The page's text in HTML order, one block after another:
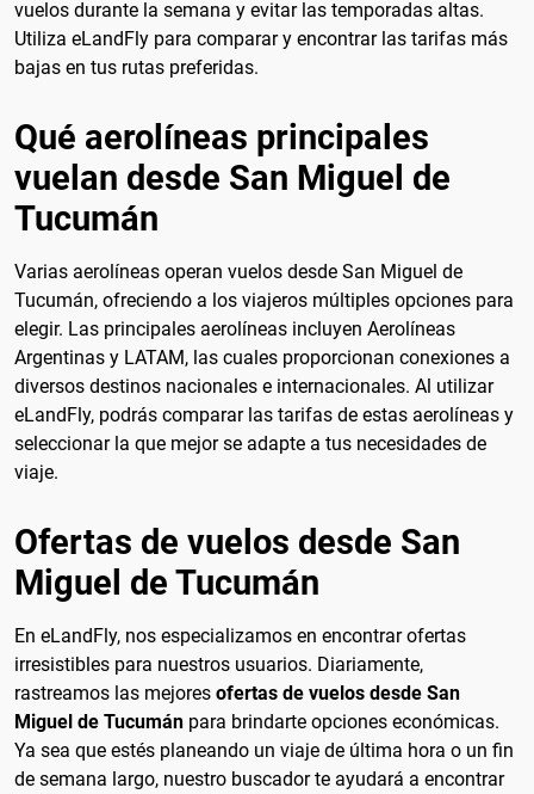
vuelos durante la semana y evitar las temporadas altas.
Utiliza eLandFly para comparar y encontrar las tarifas más
bajas en tus rutas preferidas.
Qué aerolíneas principales
vuelan desde San Miguel de
Tucumán
Varias aerolíneas operan vuelos desde San Miguel de
Tucumán, ofreciendo a los viajeros múltiples opciones para
elegir. Las principales aerolíneas incluyen Aerolíneas
Argentinas y LATAM, las cuales proporcionan conexiones a
diversos destinos nacionales e internacionales. Al utilizar
eLandFly, podrás comparar las tarifas de estas aerolíneas y
seleccionar la que mejor se adapte a tus necesidades de
viaje.
Ofertas de vuelos desde San
Miguel de Tucumán
En eLandFly, nos especializamos en encontrar ofertas
irresistibles para nuestros usuarios. Diariamente,
rastreamos las mejores ofertas de vuelos desde San
Miguel de Tucumán para brindarte opciones económicas.
Ya sea que estés planeando un viaje de última hora o un fin
de semana largo, nuestro buscador te ayudará a encontrar